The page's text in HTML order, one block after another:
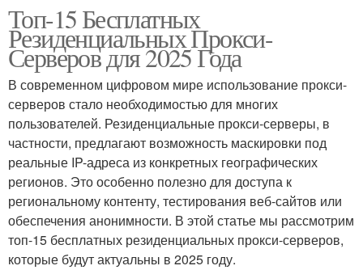
Топ-15 Бесплатных
Резиденциальных Прокси-
Серверов для 2025 Года
В современном цифровом мире использование прокси-
серверов стало необходимостью для многих
пользователей. Резиденциальные прокси-серверы, в
частности, предлагают возможность маскировки под
реальные IP-адреса из конкретных географических
регионов. Это особенно полезно для доступа к
региональному контенту, тестирования веб-сайтов или
обеспечения анонимности. В этой статье мы рассмотрим
топ-15 бесплатных резиденциальных прокси-серверов,
которые будут актуальны в 2025 году.